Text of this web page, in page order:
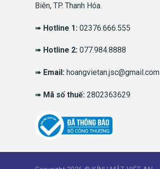
Biên, TP. Thanh Hóa.
➠ Hotline 1: 02376.666.555
➠ Hotline 2: 077.984.8888
➠ Email: hoangvietan.jsc@gmail.com
➠ Mã số thuế: 2802363629